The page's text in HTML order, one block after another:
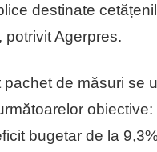
destinate
potrivit Agerpres.
pachet de măsuri se
bugetar de la